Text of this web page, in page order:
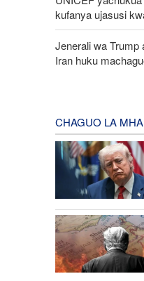
kufanya ujasusi
Jenerali wa Trump
Iran huku
CHAGUO LA